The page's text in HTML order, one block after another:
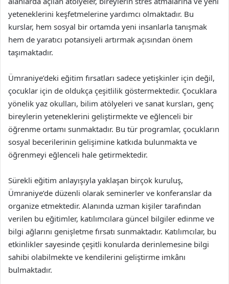
yeteneklerini keşfetmelerine yardımcı olmaktadır. Bu
kurslar, hem sosyal bir ortamda yeni insanlarla tanışmak
hem de yaratıcı potansiyeli artırmak açısından önem
taşımaktadır.
Ümraniye’deki eğitim fırsatları sadece yetişkinler için değil,
çocuklar için de oldukça çeşitlilik göstermektedir. Çocuklara
yönelik yaz okulları, bilim atölyeleri ve sanat kursları, genç
bireylerin yeteneklerini geliştirmekte ve eğlenceli bir
öğrenme ortamı sunmaktadır. Bu tür programlar, çocukların
sosyal becerilerinin gelişimine katkıda bulunmakta ve
öğrenmeyi eğlenceli hale getirmektedir.
Sürekli eğitim anlayışıyla yaklaşan birçok kuruluş,
Ümraniye’de düzenli olarak seminerler ve konferanslar da
organize etmektedir. Alanında uzman kişiler tarafından
verilen bu eğitimler, katılımcılara güncel bilgiler edinme ve
bilgi ağlarını genişletme fırsatı sunmaktadır. Katılımcılar, bu
etkinlikler sayesinde çeşitli konularda derinlemesine bilgi
sahibi olabilmekte ve kendilerini geliştirme imkânı
bulmaktadır.